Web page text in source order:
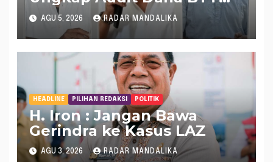
Rp 484 Miliar di APBD NTB
2025 Tak Muncul di LHP
BPK
AGU 5, 2026 RADAR MANDALIKA
HEADLINE PILIHAN REDAKSI POLITIK
H. Iron : Jangan Bawa
Gerindra ke Kasus LAZ
AGU 3, 2026 RADAR MANDALIKA